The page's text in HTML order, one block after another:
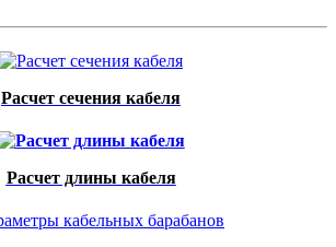
Расчет сечения кабеля
Расчет длины кабеля